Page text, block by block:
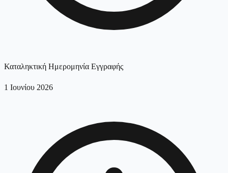
Καταληκτική Ημερομηνία Εγγραφής
1 Ιουνίου 2026